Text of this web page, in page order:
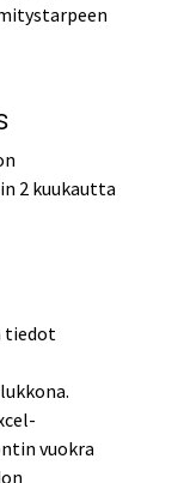
2 kuukautta
tiedot
vuokra